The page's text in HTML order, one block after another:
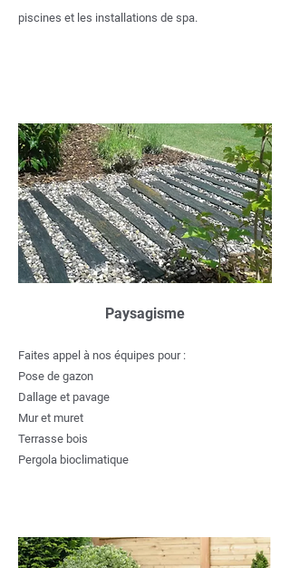
piscines et les installations de spa.
Paysagisme
Faites appel à nos équipes pour :
Pose de gazon
Dallage et pavage
Mur et muret
Terrasse bois
Pergola bioclimatique